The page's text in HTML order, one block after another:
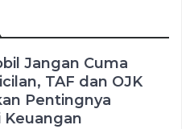
Jangan Cuma
TAF dan OJK
Pentingnya
Keuangan